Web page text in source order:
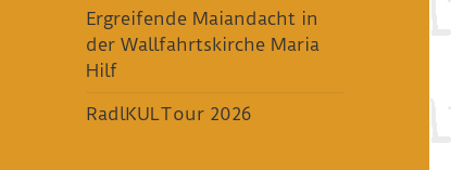
Ergreifende Maiandacht in
der Wallfahrtskirche Maria
Hilf
RadlKULTour 2026